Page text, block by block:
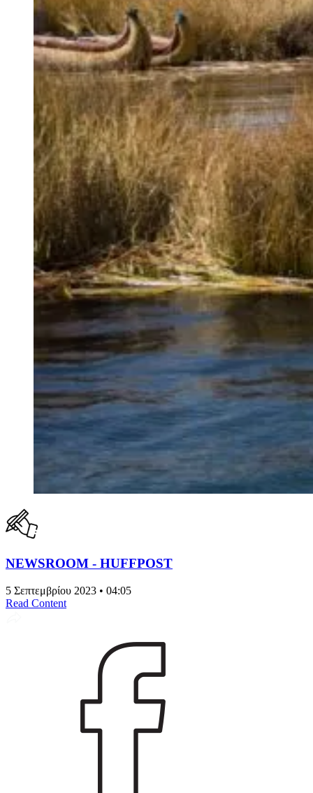
NEWSROOM - HUFFPOST
5 Σεπτεμβρίου 2023 • 04:05
Read Content